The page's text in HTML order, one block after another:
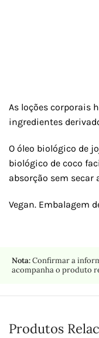
As loções corporais
ingredientes
O óleo biológico de
biológico de coco
absorção sem secar
Vegan. Embalagem
Nota:Confirmar a
acompanha o produto
Produtos